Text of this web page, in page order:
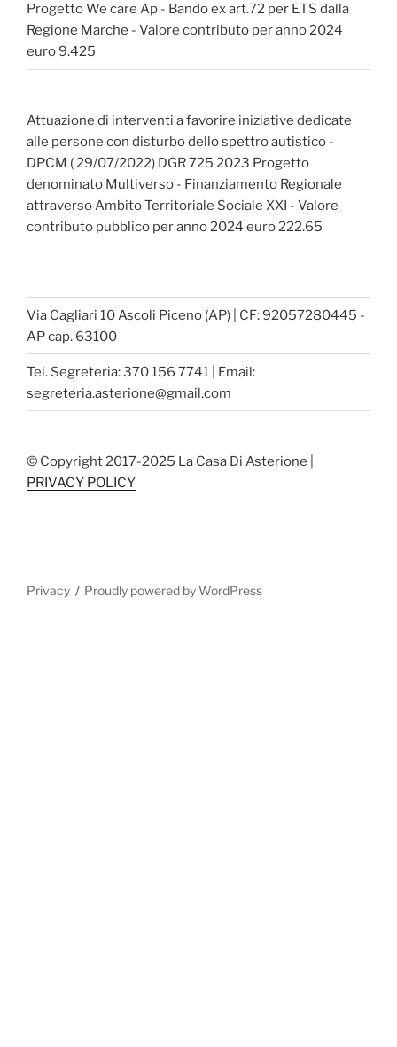
Progetto We care Ap - Bando ex art.72 per ETS dalla
Regione Marche - Valore contributo per anno 2024
euro 9.425
Attuazione di interventi a favorire iniziative dedicate
alle persone con disturbo dello spettro autistico -
DPCM ( 29/07/2022) DGR 725 2023 Progetto
denominato Multiverso - Finanziamento Regionale
attraverso Ambito Territoriale Sociale XXI - Valore
contributo pubblico per anno 2024 euro 222.65
Via Cagliari 10 Ascoli Piceno (AP) | CF: 92057280445 -
AP cap. 63100
Tel. Segreteria: 370 156 7741 | Email:
segreteria.asterione@gmail.com
© Copyright 2017-2025 La Casa Di Asterione |
PRIVACY POLICY
Privacy Proudly powered by WordPress